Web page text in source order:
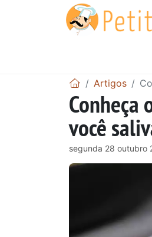
Artigos
Conheça
você
segunda 28 outubro